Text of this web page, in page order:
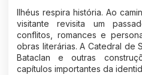
Ilhéus respira história. Ao
visitante revisita um
conflitos, romances e
obras literárias. A Catedral de
Bataclan e outras
capítulos importantes da